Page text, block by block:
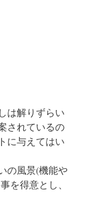
は解りずらい
されているの
に与えてはい
の風景(機能や
を得意とし、